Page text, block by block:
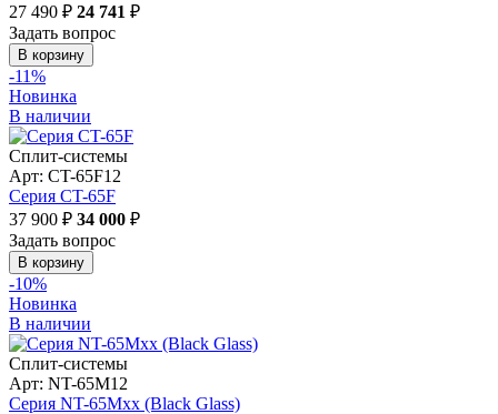
27 490 ₽ 24 741 ₽
Задать вопрос
В корзину
-11%
Новинка
В наличии
Сплит-системы
Арт: CT-65F12
Серия CT-65F
37 900 ₽ 34 000 ₽
Задать вопрос
В корзину
-10%
Новинка
В наличии
Сплит-системы
Арт: NT-65M12
Серия NT-65Мxx (Black Glass)